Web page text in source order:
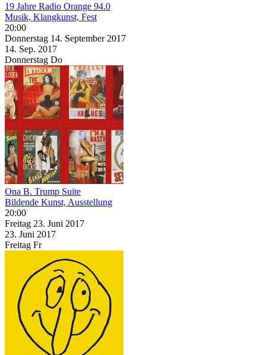
19 Jahre Radio Orange 94.0
Musik, Klangkunst, Fest
20:00
Donnerstag 14. September 2017
14. Sep. 2017
Donnerstag Do
Ona B. Trump Suite
Bildende Kunst, Ausstellung
20:00
Freitag 23. Juni 2017
23. Juni 2017
Freitag Fr